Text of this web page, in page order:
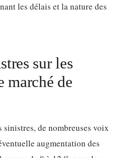
les délais et la nature des
sur les
marché de
sinistres, de nombreuses voix
augmentation des